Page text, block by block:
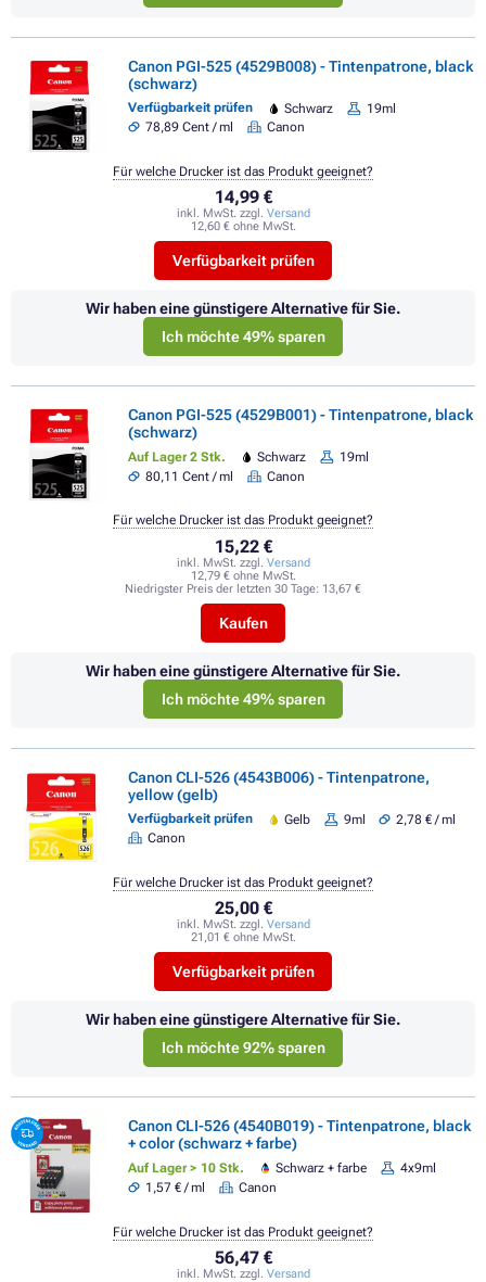
Canon PGI-525 (4529B008) - Tintenpatrone, black
(schwarz)
Verfügbarkeit prüfen Schwarz
19ml
78,89 Cent / ml
Canon
14,99 €
inkl. MwSt. zzgl. Versand
12,60 € ohne MwSt.
Verfügbarkeit prüfen
Für welche Drucker ist das Produkt geeignet?
Wir haben eine günstigere Alternative für Sie.
Ich möchte 49% sparen
Canon PGI-525 (4529B001) - Tintenpatrone, black
(schwarz)
Auf Lager 2 Stk. Schwarz
19ml
80,11 Cent / ml
Canon
15,22 €
inkl. MwSt. zzgl. Versand
12,79 € ohne MwSt.
Niedrigster Preis der letzten 30 Tage: 13,67 €
Kaufen
Für welche Drucker ist das Produkt geeignet?
Wir haben eine günstigere Alternative für Sie.
Ich möchte 49% sparen
Canon CLI-526 (4543B006) - Tintenpatrone,
yellow (gelb)
Verfügbarkeit prüfen Gelb 9ml
2,78 € / ml
Canon
25,00 €
inkl. MwSt. zzgl. Versand
21,01 € ohne MwSt.
Verfügbarkeit prüfen
Für welche Drucker ist das Produkt geeignet?
Wir haben eine günstigere Alternative für Sie.
Ich möchte 92% sparen
Canon CLI-526 (4540B019) - Tintenpatrone, black
+ color (schwarz + farbe)
Auf Lager > 10 Stk. Schwarz + farbe
4x9ml
1,57 € / ml
Canon
56,47 €
inkl. MwSt. zzgl. Versand
Für welche Drucker ist das Produkt geeignet?